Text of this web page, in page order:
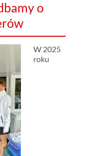
o
W 2025
roku